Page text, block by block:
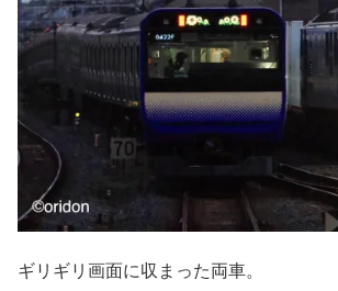
ギリギリ画面に収まった両車。